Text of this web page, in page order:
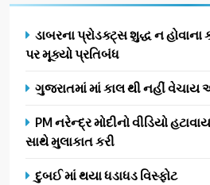
ડાબરના પ્રોડક્ટ્સ શુદ્ધ ન
પર મૂક્યો પ્રતિબંધ
ગુજરાતમાં માં કાલ થી નહીં
PM નરેન્દ્ર મોદીનો વીડિયો
સાથે મુલાકાત કરી
દુબઈ માં થયા ધડાધડ વિસ્ફોટ